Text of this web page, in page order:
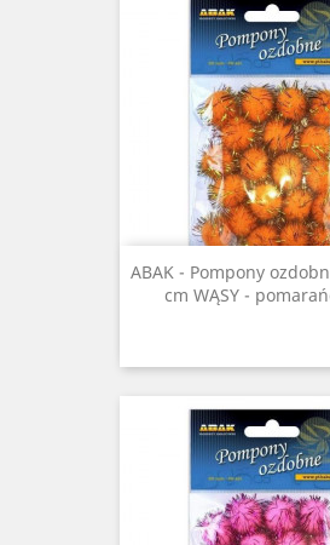
ABAK - Pompony
cm WĄSY -